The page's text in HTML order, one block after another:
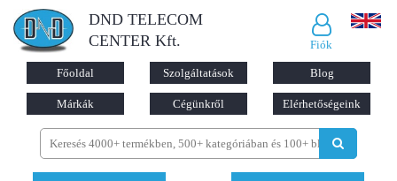
DND TELECOM
CENTER Kft.
Fiók
Főoldal Szolgáltatások Blog
Márkák Cégünkről Elérhetőségeink